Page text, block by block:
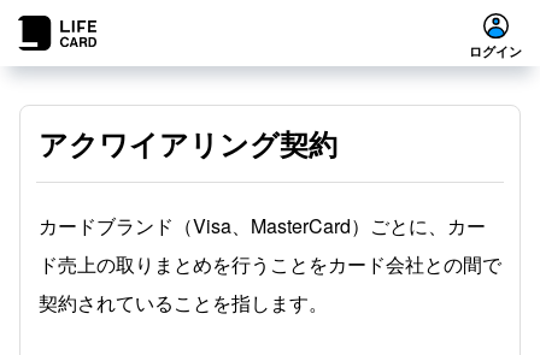
ログイン
アクワイアリング契約
カードブランド（Visa、MasterCard）ごとに、カー
ド売上の取りまとめを行うことをカード会社との間で
契約されていることを指します。